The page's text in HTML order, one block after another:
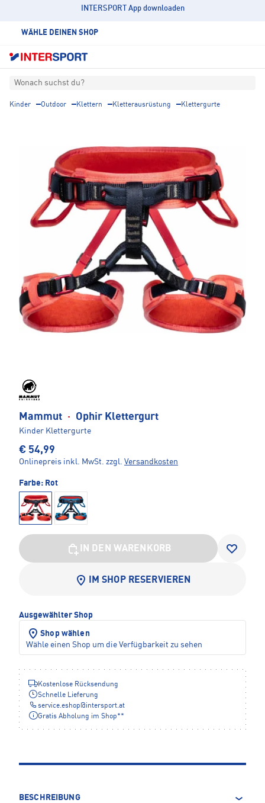
INTERSPORT App downloaden
WÄHLE DEINEN SHOP
Wonach suchst du?
Kinder Outdoor Klettern Kletterausrüstung Klettergurte
Mammut · Ophir Klettergurt
Kinder Klettergurte
€ 54,99
Onlinepreis inkl. MwSt. zzgl. Versandkosten
Farbe: Rot
IN DEN WARENKORB
IM SHOP RESERVIEREN
Ausgewählter Shop
Shop wählen
Wähle einen Shop um die Verfügbarkeit zu sehen
Kostenlose Rücksendung
Schnelle Lieferung
service.eshop@intersport.at
Gratis Abholung im Shop**
BESCHREIBUNG